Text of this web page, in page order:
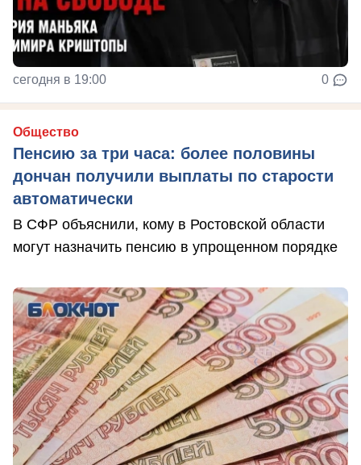
сегодня в 19:00 0
Общество
Пенсию за три часа: более половины
дончан получили выплаты по старости
автоматически
В СФР объяснили, кому в Ростовской области
могут назначить пенсию в упрощенном порядке